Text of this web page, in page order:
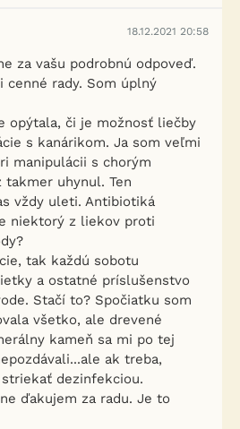
18.12.2021 20:58
za vašu podrobnú odpoveď.
cenné rady. Som úplný
opýtala, či je možnosť liečby
s kanárikom. Ja som veľmi
manipulácii s chorým
uhynul. Ten
vždy uleti. Antibiotiká
niektorý z liekov proti
tak každú sobotu
a ostatné príslušenstvo
Stačí to? Spočiatku som
všetko, ale drevené
kameň sa mi po tej
ak treba,
dezinfekciou.
ďakujem za radu. Je to